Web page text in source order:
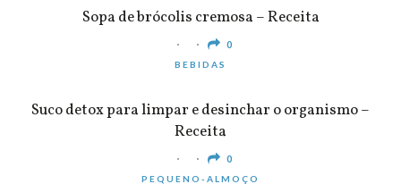
Sopa de brócolis cremosa – Receita
0
BEBIDAS
Suco detox para limpar e desinchar o organismo –
Receita
0
PEQUENO-ALMOÇO